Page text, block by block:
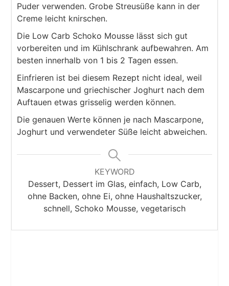
Puder verwenden. Grobe Streusüße kann in der
Creme leicht knirschen.
Die Low Carb Schoko Mousse lässt sich gut
vorbereiten und im Kühlschrank aufbewahren. Am
besten innerhalb von 1 bis 2 Tagen essen.
Einfrieren ist bei diesem Rezept nicht ideal, weil
Mascarpone und griechischer Joghurt nach dem
Auftauen etwas grisselig werden können.
Die genauen Werte können je nach Mascarpone,
Joghurt und verwendeter Süße leicht abweichen.
KEYWORD
Dessert, Dessert im Glas, einfach, Low Carb,
ohne Backen, ohne Ei, ohne Haushaltszucker,
schnell, Schoko Mousse, vegetarisch